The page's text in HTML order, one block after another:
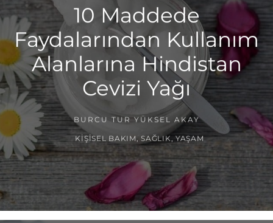
10 Maddede
Faydalarından Kullanım
Alanlarına Hindistan
Cevizi Yağı
BURCU TUR YÜKSEL AKAY
KIŞISEL BAKIM ,SAĞLIK , YAŞAM